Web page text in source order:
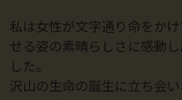
私は女性が文字通り命をか
せる姿の素晴らしさに感動
した。
沢山の生命の誕生に立ち会